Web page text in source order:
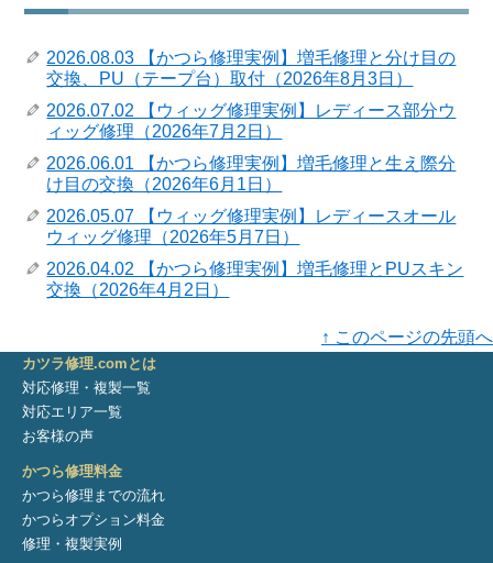
2026.08.03 【かつら修理実例】増毛修理と分け目の
交換、PU（テープ台）取付（2026年8月3日）
2026.07.02 【ウィッグ修理実例】レディース部分ウ
ィッグ修理（2026年7月2日）
2026.06.01 【かつら修理実例】増毛修理と生え際分
け目の交換（2026年6月1日）
2026.05.07 【ウィッグ修理実例】レディースオール
ウィッグ修理（2026年5月7日）
2026.04.02 【かつら修理実例】増毛修理とPUスキン
交換（2026年4月2日）
↑ このページの先頭へ
カツラ修理.comとは
対応修理・複製一覧
対応エリア一覧
お客様の声
かつら修理料金
かつら修理までの流れ
かつらオプション料金
修理・複製実例